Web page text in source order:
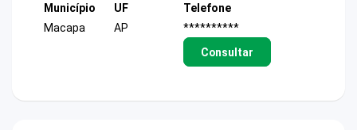
Município
Macapa
UF
AP
Telefone
**********
Consultar